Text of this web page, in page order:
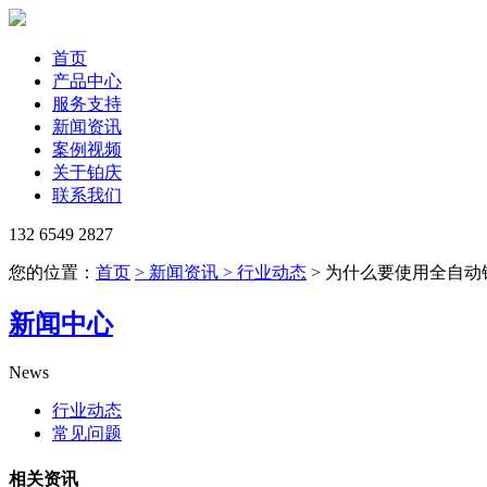
首页
产品中心
服务支持
新闻资讯
案例视频
关于铂庆
联系我们
132 6549 2827
您的位置： 首页 > 新闻资讯 > 行业动态 > 为什么要使用全自动
新闻中心
News
行业动态
常见问题
相关资讯